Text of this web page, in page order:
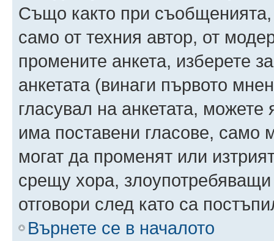
Също както при съобщенията,
само от техния автор, от
промените анкета, изберете
анкетата (винаги първото
гласувал на анкетата,
има поставени гласове, само
могат да променят или
срещу хора,
отговори след като са
Върнете се в началото